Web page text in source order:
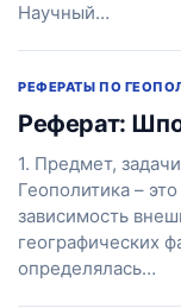
Научный…
РЕФЕРАТЫ ПО
Реферат:
1. Предмет,
Геополитика –
зависимость
географических
определялась…